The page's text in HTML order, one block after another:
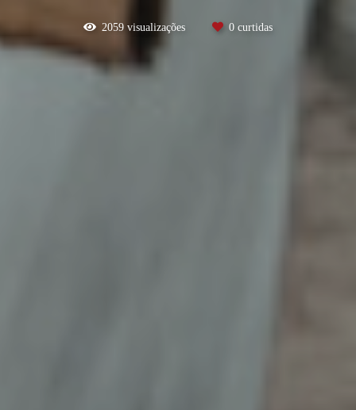
2059 visualizações 0 curtidas